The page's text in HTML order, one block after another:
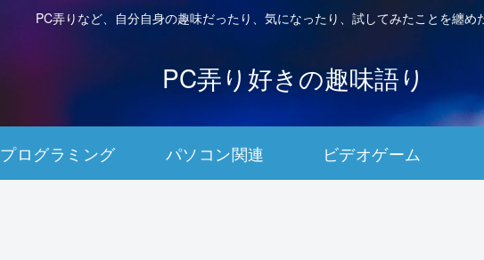
PC弄りなど、自分自身の趣味だったり、気になったり、試してみたことを纏め
PC弄り好きの趣味語り
プログラミング パソコン関連 ビデオゲーム